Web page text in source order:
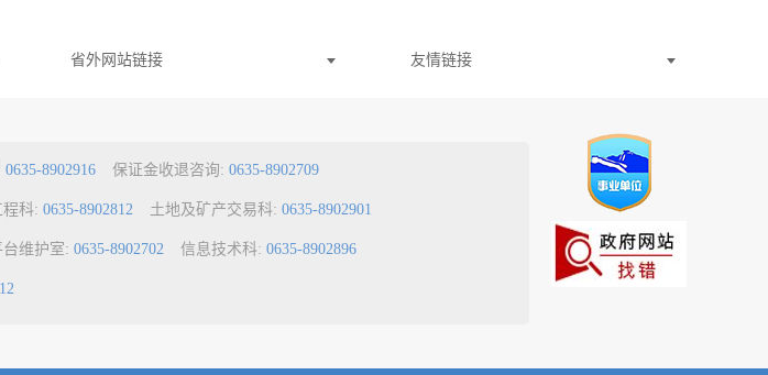
省外网站链接 友情链接
0635-8902916 保证金收退咨询: 0635-8902709
程科: 0635-8902812 土地及矿产交易科: 0635-8902901
台维护室: 0635-8902702 信息技术科: 0635-8902896